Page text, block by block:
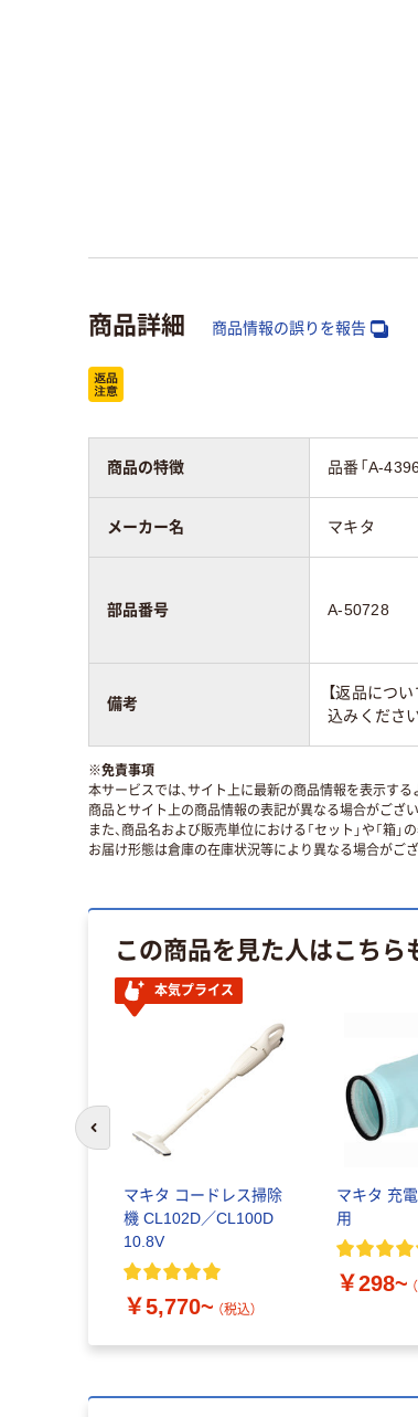
商品詳細 商品情報の誤りを報告
商品の特徴 品番「A-
メーカー名 マキタ
部品番号 A-50728
備考
【返品につ
込みください
※免責事項
本サービスでは、サイト上に最新の商品情報を表示する
商品とサイト上の商品情報の表記が異なる場合がござ
また、商品名および販売単位における「セット」や「箱
お届け形態は倉庫の在庫状況等により異なる場合がご
この商品を見た人はこち
本気プライス
マキタ コードレス掃除
機 CL102D／CL100D
10.8V
￥5,770~ （税込）
マキタ 充
用
￥298~
前のスライドへ